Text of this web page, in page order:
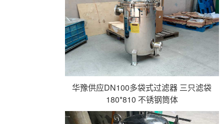
华豫供应DN100多袋式过滤器 三只滤袋
180*810 不锈钢筒体